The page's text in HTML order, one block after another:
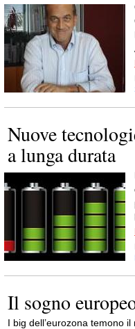
Nuove
a lunga durata
Il sogno
I big dell’eurozona temono